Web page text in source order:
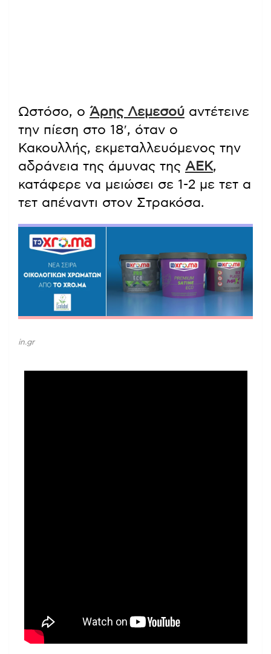
Ωστόσο, ο Άρης Λεμεσού αντέτεινε
την πίεση στο 18′, όταν ο
Κακουλλής, εκμεταλλευόμενος την
αδράνεια της άμυνας της ΑΕΚ,
κατάφερε να μειώσει σε 1-2 με τετ α
τετ απέναντι στον Στρακόσα.
in.gr